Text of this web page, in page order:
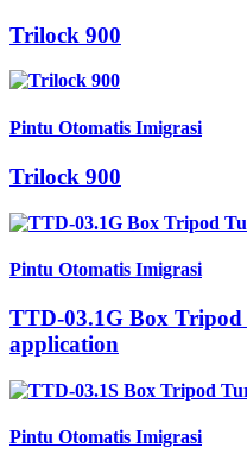
Trilock 900
Pintu Otomatis Imigrasi
Trilock 900
Pintu Otomatis Imigrasi
TTD-03.1G Box
application
Pintu Otomatis Imigrasi